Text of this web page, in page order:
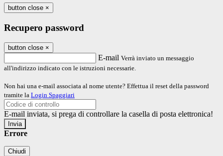
button close ×
Recupero password
button close ×
E-mail Verrà inviato un messaggio
all'indirizzo indicato con le istruzioni necessarie.
Non hai una e-mail associata al nome utente? Effettua il reset della password
tramite la Login Spaggiari
E-mail inviata, si prega di controllare la casella di posta elettronica!
Errore
Chiudi